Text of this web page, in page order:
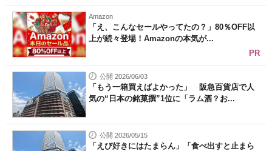
電子設計の基本と応用
エネルギーの専門メディア
建設×テクノロジーの最前線
ちょっと気になるネットの話題
Amazon
「え、こんなセールやってたの？」80％OFF以
上が続々登場！Amazonの本気が...
PR
公開 2026/06/03
「もう一箱買えばよかった」 阪急百貨店で人
気の“日本の銘菓撰”1位に「ラム酒？お...
公開 2026/05/15
「えび好きにはたまらん」「食べ出すと止まら